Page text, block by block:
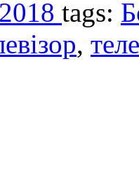
tags:
,